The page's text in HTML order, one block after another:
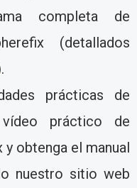
completa de
(detallados
prácticas de
práctico de
obtenga el manual
nuestro sitio web